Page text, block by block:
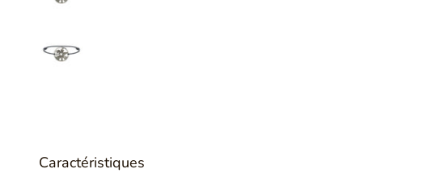
Caractéristiques